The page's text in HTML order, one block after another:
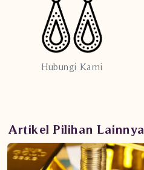
Hubungi Kami
Artikel Pilihan Lainnya